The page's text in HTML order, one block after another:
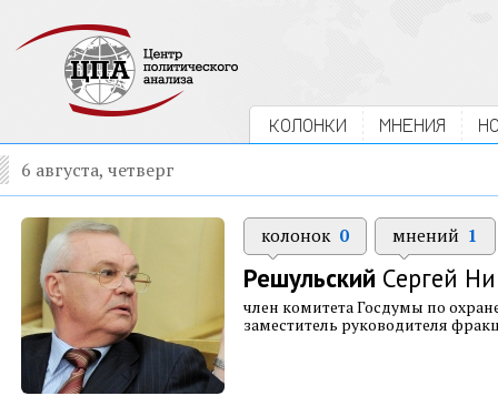
КОЛОНКИ МНЕНИЯ
6 августа, четверг
колонок 0 мнений 1
Решульский Сергей
член комитета Госдумы по
заместитель руководителя